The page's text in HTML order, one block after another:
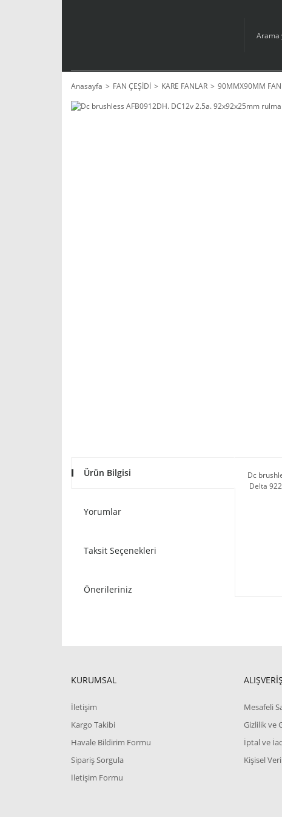
Anasayfa FAN ÇEŞİDİ KARE FANLAR 90MMX90MM FAN
Ürün Bilgisi
Yorumlar
Taksit Seçenekleri
Önerileriniz
Dc
Delta
KURUMSAL
İletişim
Kargo Takibi
Havale Bildirim Formu
Sipariş Sorgula
İletişim Formu
ALIŞVERİŞ
Mesafeli
Gizlilik ve
İptal ve
Kişisel